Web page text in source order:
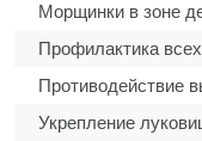
Морщинки в зоне
Профилактика
Противодействие
Укрепление